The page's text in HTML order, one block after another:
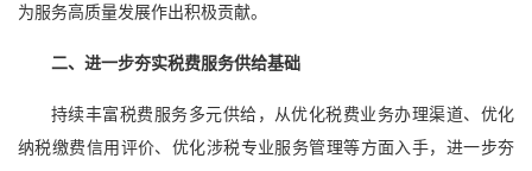
为服务高质量发展作出积极贡献。
二、进一步夯实税费服务供给基础
持续丰富税费服务多元供给，从优化税费业务办理渠道、优化
纳税缴费信用评价、优化涉税专业服务管理等方面入手，进一步夯